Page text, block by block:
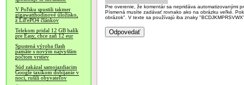
V Poľsku spustili takmer
gigawatthodinové úložisko,
z LiFePO4 článkov
Telekom pridal 12 GB balík
pre Easy, chce zaň 12 eur
Spustená výroba flash
pamäte s novým najvyšším
počtom vrstiev
Súd zakázal samojazdiacim
Google taxíkom dobíjanie v
noci, rušili obyvateľov
Pre overenie, že komentár sa nepridáva automatizovanými
Písmená musíte zadávať rovnako ako na obrázku veľké.
obrázok". V texte sa používajú iba znaky